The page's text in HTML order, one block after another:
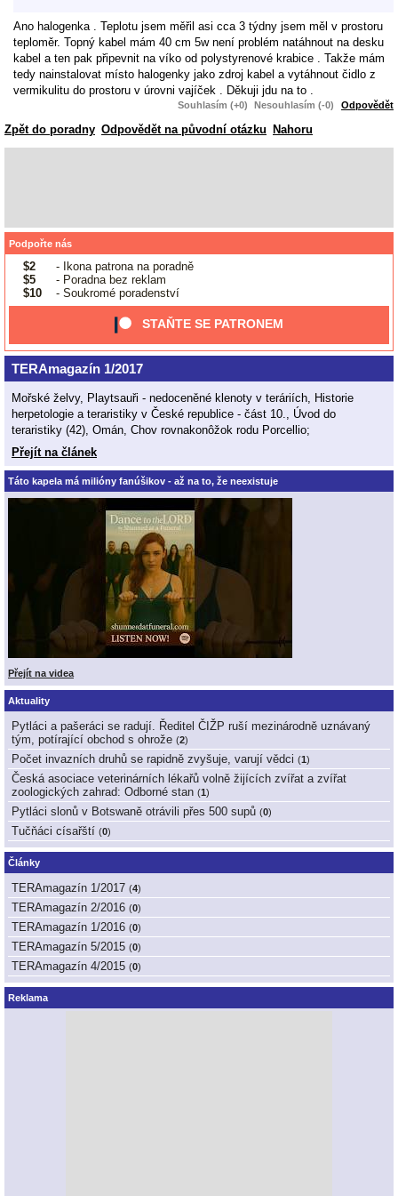
Ano halogenka . Teplotu jsem měřil asi cca 3 týdny jsem měl v prostoru
teploměr. Topný kabel mám 40 cm 5w není problém natáhnout na desku
kabel a ten pak připevnit na víko od polystyrenové krabice . Takže mám
tedy nainstalovat místo halogenky jako zdroj kabel a vytáhnout čidlo z
vermikulitu do prostoru v úrovni vajíček . Děkuji jdu na to .
Souhlasím (+0) Nesouhlasím (-0) Odpovědět
Zpět do poradny Odpovědět na původní otázku Nahoru
Podpořte nás
$2
- Ikona patrona na poradně
$5
- Poradna bez reklam
$10
- Soukromé poradenství
STAŇTE SE PATRONEM
TERAmagazín 1/2017
Mořské želvy, Playtsauři - nedoceněné klenoty v teráriích, Historie
herpetologie a teraristiky v České republice - část 10., Úvod do
teraristiky (42), Omán, Chov rovnakonôžok rodu Porcellio;
Přejít na článek
Táto kapela má milióny fanúšikov - až na to, že neexistuje
Přejít na videa
Aktuality
Pytláci a pašeráci se radují. Ředitel ČIŽP ruší mezinárodně uznávaný
tým, potírající obchod s ohrože (2)
Počet invazních druhů se rapidně zvyšuje, varují vědci (1)
Česká asociace veterinárních lékařů volně žijících zvířat a zvířat
zoologických zahrad: Odborné stan (1)
Pytláci slonů v Botswaně otrávili přes 500 supů (0)
Tučňáci císařští (0)
Články
TERAmagazín 1/2017 (4)
TERAmagazín 2/2016 (0)
TERAmagazín 1/2016 (0)
TERAmagazín 5/2015 (0)
TERAmagazín 4/2015 (0)
Reklama